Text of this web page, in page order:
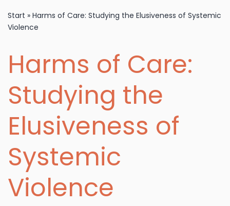
Start » Harms of Care: Studying the Elusiveness of Systemic
Violence
Harms of Care:
Studying the
Elusiveness of
Systemic
Violence